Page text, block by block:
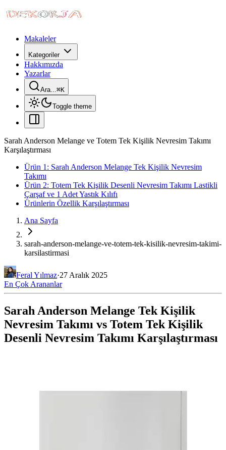
Makaleler
Kategoriler
Hakkımızda
Yazarlar
Ara...⌘K
Toggle theme
Sarah Anderson Melange ve Totem Tek Kişilik Nevresim Takımı
Karşılaştırması
Ürün 1: Sarah Anderson Melange Tek Kişilik Nevresim
Takımı
Ürün 2: Totem Tek Kişilik Desenli Nevresim Takımı Lastikli
Çarşaf ve 1 Adet Yastık Kılıfı
Ürünlerin Özellik Karşılaştırması
Ana Sayfa
sarah-anderson-melange-ve-totem-tek-kisilik-nevresim-takimi-
karsilastirmasi
Feral Yılmaz·27 Aralık 2025
En Çok Arananlar
Sarah Anderson Melange Tek Kişilik
Nevresim Takımı vs Totem Tek Kişilik
Desenli Nevresim Takımı Karşılaştırması